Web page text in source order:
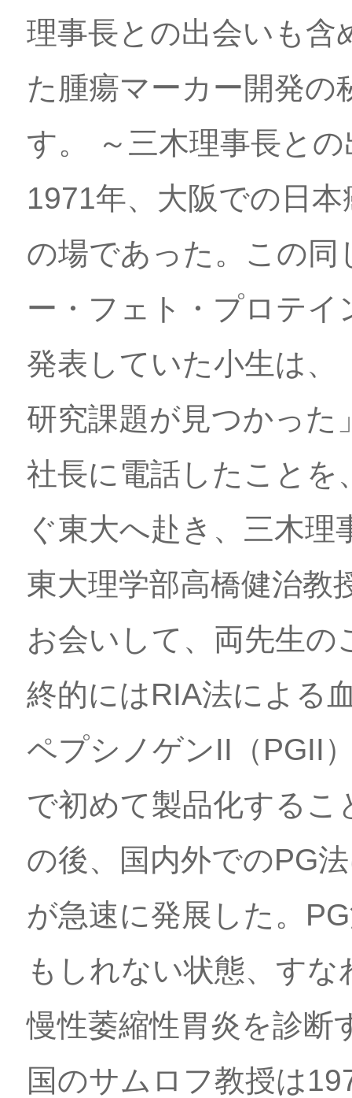
理事長との出会いも含
た腫瘍マーカー開発の
す。 ～三木理事長と
1971年、大阪での日
の場であった。この
ー・フェト・プロテイ
発表していた小生は、
研究課題が見つかった
社長に電話したことを
ぐ東大へ赴き、三木
東大理学部高橋健治教
お会いして、両先生の
終的にはRIA法による
ペプシノゲンII（PGII
で初めて製品化するこ
の後、国内外でのPG
が急速に発展した。
もしれない状態、す
慢性萎縮性胃炎を診断
国のサムロフ教授は